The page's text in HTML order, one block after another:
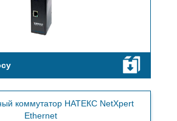
коммутатор НАТЕКС NetXpert
Ethernet